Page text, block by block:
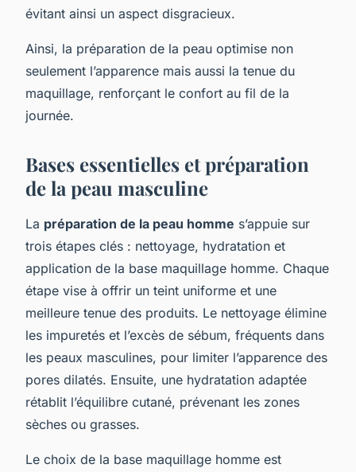
évitant ainsi un aspect disgracieux.
Ainsi, la préparation de la peau optimise non
seulement l’apparence mais aussi la tenue du
maquillage, renforçant le confort au fil de la
journée.
Bases essentielles et préparation
de la peau masculine
La préparation de la peau homme s’appuie sur
trois étapes clés : nettoyage, hydratation et
application de la base maquillage homme. Chaque
étape vise à offrir un teint uniforme et une
meilleure tenue des produits. Le nettoyage élimine
les impuretés et l’excès de sébum, fréquents dans
les peaux masculines, pour limiter l’apparence des
pores dilatés. Ensuite, une hydratation adaptée
rétablit l’équilibre cutané, prévenant les zones
sèches ou grasses.
Le choix de la base maquillage homme est